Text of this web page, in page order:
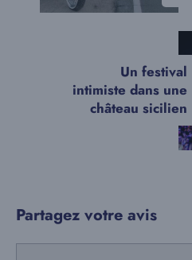
Un festival
intimiste dans une
château sicilien
Partagez votre avis